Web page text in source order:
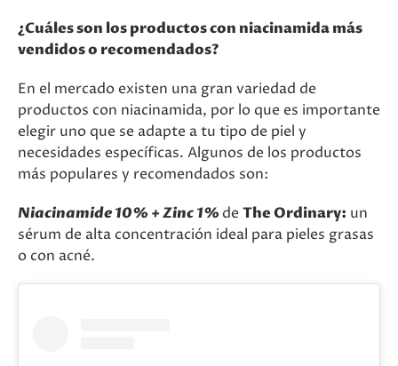
¿Cuáles son los productos con niacinamida más
vendidos o recomendados?
En el mercado existen una gran variedad de
productos con niacinamida, por lo que es importante
elegir uno que se adapte a tu tipo de piel y
necesidades específicas. Algunos de los productos
más populares y recomendados son:
Niacinamide 10% + Zinc 1% deThe Ordinary: un
sérum de alta concentración ideal para pieles grasas
o con acné.